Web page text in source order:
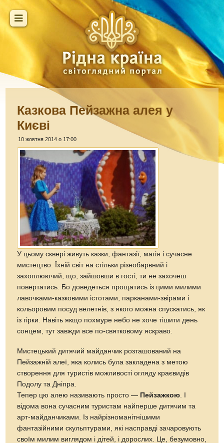
Казкова Пейзажна алея у
Києві
10 жовтня 2014 о 17:00
У цьому сквері живуть казки, фантазії, магія і сучасне
мистецтво. Їхній світ на стільки різнобарвний і
захоплюючий, що, зайшовши в гості, ти не захочеш
повертатись. Бо доведеться прощатись із цими милими
лавочками-казковими істотами, парканами-звірами і
кольоровим посуд велетнів, з якого можна спускатись, як
із гірки. Навіть якщо похмуре небо не хоче тішити день
сонцем, тут завжди все по-святковому яскраво.
Мистецький дитячий майданчик розташований на
Пейзажній алеї, яка колись була закладена з метою
створення для туристів можливості огляду краєвидів
Подолу та Дніпра.
Тепер цю алею називають просто — Пейзажкою
відома вона сучасним туристам найперше дитячим та
арт-майданчиками. Із найрізноманітнішими
фантазійними скульптурами, які насправді зачаровують
своїм милим виглядом і дітей, і дорослих. Це, безумовно,